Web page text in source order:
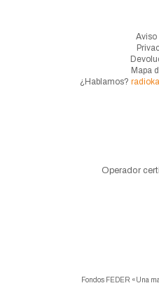
Aviso
Mapa
¿Hablamos?
Operador
Fondos FEDER «Una